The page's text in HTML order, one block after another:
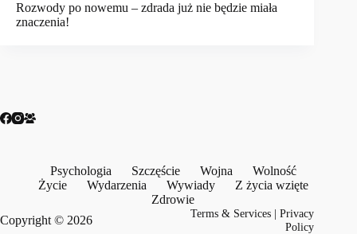
Rozwody po nowemu – zdrada już nie będzie miała
znaczenia!
Psychologia Szczęście Wojna
Wolność
Życie
Wydarzenia Wywiady
Z życia wzięte
Zdrowie
Copyright © 2026
Terms & Services |Privacy
Policy